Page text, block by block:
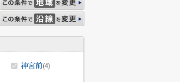
神宮前(4)